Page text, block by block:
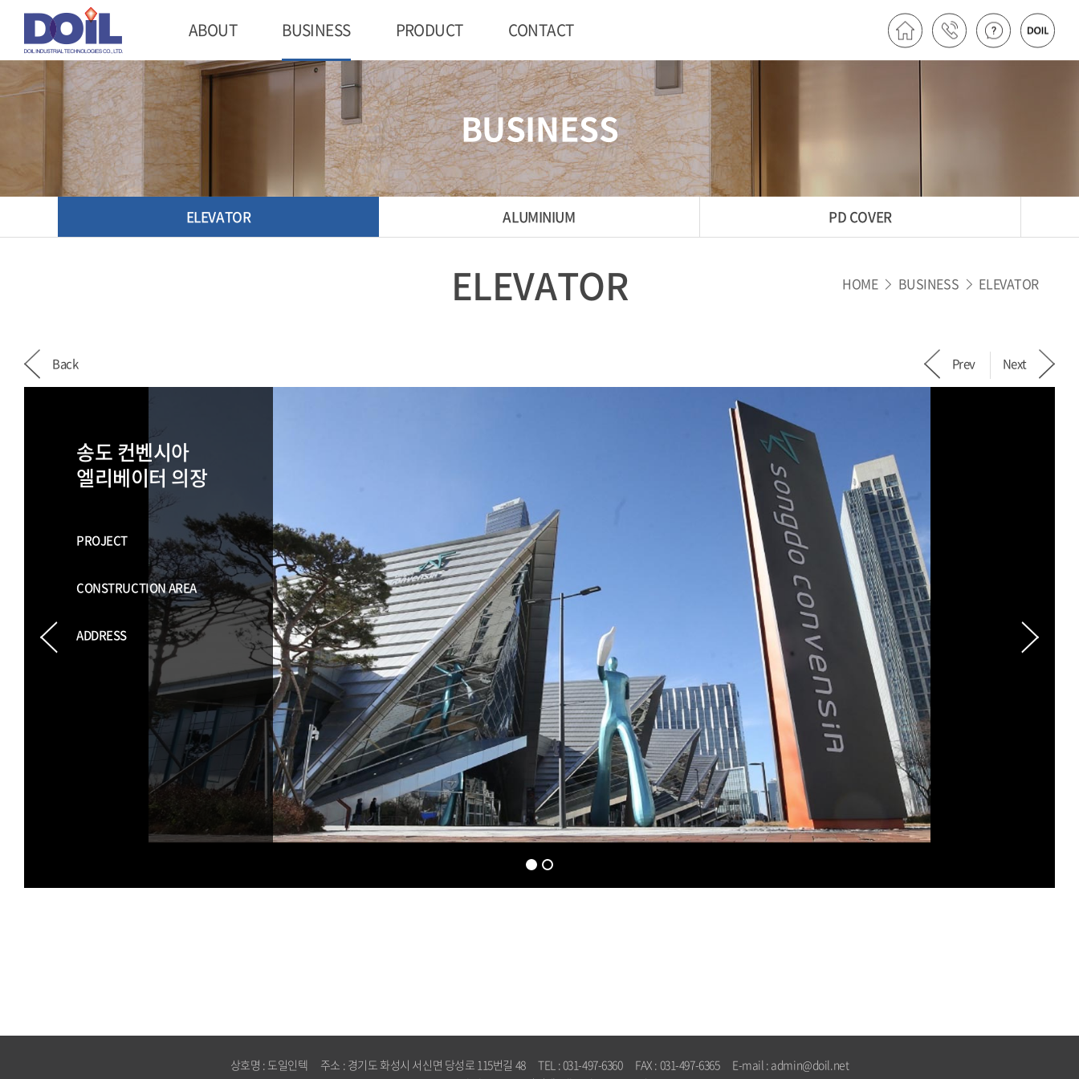
ABOUT BUSINESS PRODUCT CONTACT
BUSINESS
ELEVATOR ALUMINIUM PD COVER
ELEVATOR HOME BUSINESS ELEVATOR
Back Prev Next
송도 컨벤시아
엘리베이터 의장
PROJECT
CONSTRUCTION AREA
ADDRESS
상호명 : 도일인텍 주소 : 경기도 화성시 서신면 당성로 115번길 48 TEL : 031-497-6360 FAX : 031-497-6365 E-mail : admin@doil.net